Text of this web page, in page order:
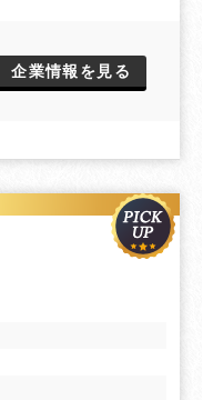
企業情報を見る